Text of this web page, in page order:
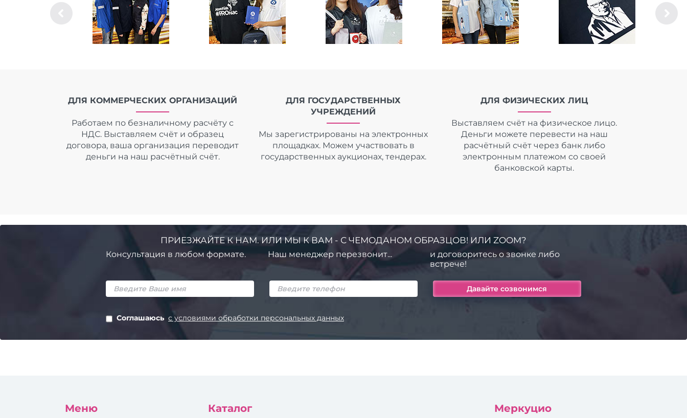
ДЛЯ КОММЕРЧЕСКИХ ОРГАНИЗАЦИЙ
Работаем по безналичному расчёту с
НДС. Выставляем счёт и образец
договора, ваша организация переводит
деньги на наш расчётный счёт.
ДЛЯ ГОСУДАРСТВЕННЫХ
УЧРЕЖДЕНИЙ
Мы зарегистрированы на электронных
площадках. Можем участвовать в
государственных аукционах, тендерах.
ДЛЯ ФИЗИЧЕСКИХ ЛИЦ
Выставляем счёт на физическое лицо.
Деньги можете перевести на наш
расчётный счёт через банк либо
электронным платежом со своей
банковской карты.
ПРИЕЗЖАЙТЕ К НАМ. ИЛИ МЫ К ВАМ - С ЧЕМОДАНОМ ОБРАЗЦОВ! ИЛИ ZOOM?
Консультация в любом формате. Наш менеджер перезвонит...
и договоритесь о звонке либо
встрече!
Соглашаюсь с условиями обработки персональных данных
Меню Каталог Меркуцио